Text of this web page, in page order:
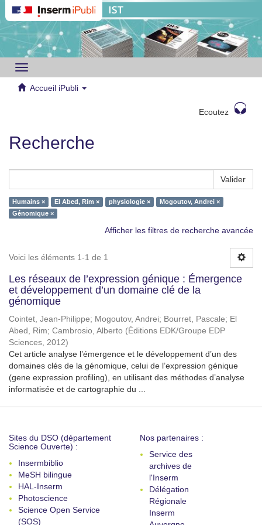
Toggle
navigation
Accueil iPubli
Ecoutez
Recherche
Valider
Humains × El Abed, Rim × physiologie ×
Mogoutov, Andrei ×
Génomique ×
Afficher les filtres de recherche avancée
Voici les éléments 1-1 de 1
Les réseaux de l’expression génique : Émergence
et développement d’un domaine clé de la
génomique
Cointet, Jean-Philippe; Mogoutov, Andrei; Bourret, Pascale; El
Abed, Rim; Cambrosio, Alberto (Éditions EDK/Groupe EDP
Sciences, 2012)
Cet article analyse l’émergence et le développement d’un des
domaines clés de la génomique, celui de l’expression génique
(gene expression profiling), en utilisant des méthodes d’analyse
informatisée et de cartographie du ...
Sites du DSO (département
Science Ouverte) :
Insermbiblio
MeSH bilingue
HAL-Inserm
Photoscience
Science Open Service
(SOS)
Nos partenaires :
Service des
archives de
l'Inserm
Délégation
Régionale
Inserm